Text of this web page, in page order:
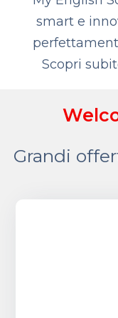
smart e
Scopri
Grandi